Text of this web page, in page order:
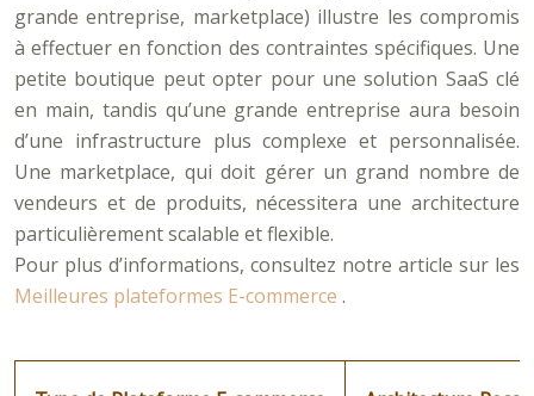
grande entreprise, marketplace) illustre les compromis
à effectuer en fonction des contraintes spécifiques. Une
petite boutique peut opter pour une solution SaaS clé
en main, tandis qu’une grande entreprise aura besoin
d’une infrastructure plus complexe et personnalisée.
Une marketplace, qui doit gérer un grand nombre de
vendeurs et de produits, nécessitera une architecture
particulièrement scalable et flexible.
Pour plus d’informations, consultez notre article sur les
Meilleures plateformes E-commerce .